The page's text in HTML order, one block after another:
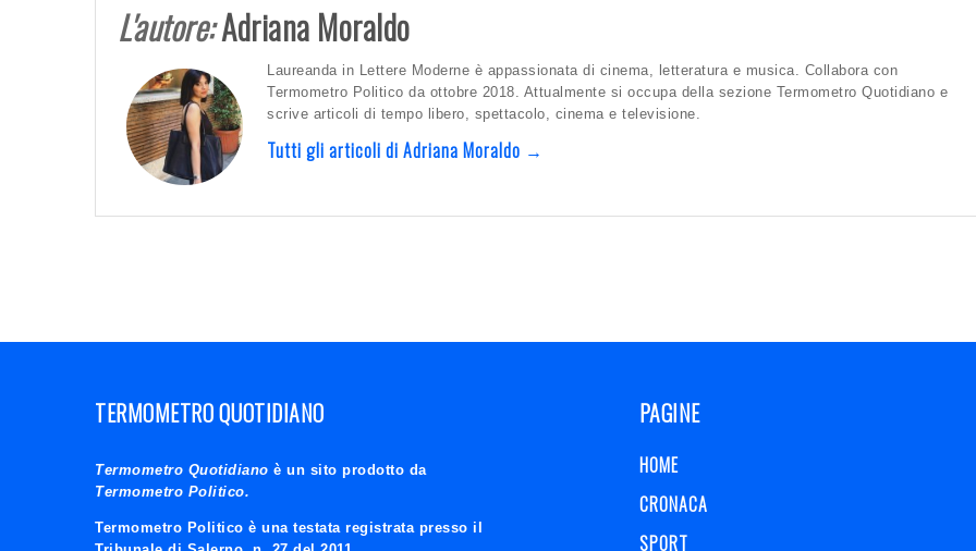
L'autore:Adriana Moraldo
Laureanda in Lettere Moderne è appassionata di cinema, letteratura e musica. Collabora con
Termometro Politico da ottobre 2018. Attualmente si occupa della sezione Termometro Quotidiano e
scrive articoli di tempo libero, spettacolo, cinema e televisione.
Tutti gli articoli di Adriana Moraldo →
TERMOMETRO QUOTIDIANO
Termometro Quotidiano è un sito prodotto da
Termometro Politico.
Termometro Politico è una testata registrata presso il
PAGINE
HOME
CRONACA
SPORT